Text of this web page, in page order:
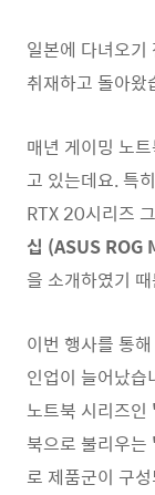
일본에 다녀오기
취재하고 돌아왔
매년 게이밍 노
고 있는데요. 특
RTX 20시리즈
십 (ASUS
을 소개하였기
이번 행사를 통
인업이 늘어났습
노트북 시리즈인
북으로 불리우는
로 제품군이 구